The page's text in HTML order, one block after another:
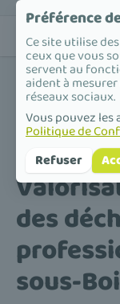
Accueil /Valorisation
Île-de-France / Val-
des
sous-
Préférence
Ce site utilise
ceux que vous
servent au
aident à
réseaux sociaux.
Vous pouvez les
Politique de
Refuser